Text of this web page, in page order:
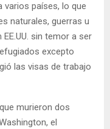
países, lo que
naturales, guerras u
sin temor a ser
excepto
las visas de trabajo
murieron dos
el